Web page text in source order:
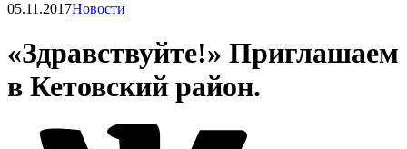
05.11.2017Новости
«Здравствуйте!» Приглашаем
в Кетовский район.